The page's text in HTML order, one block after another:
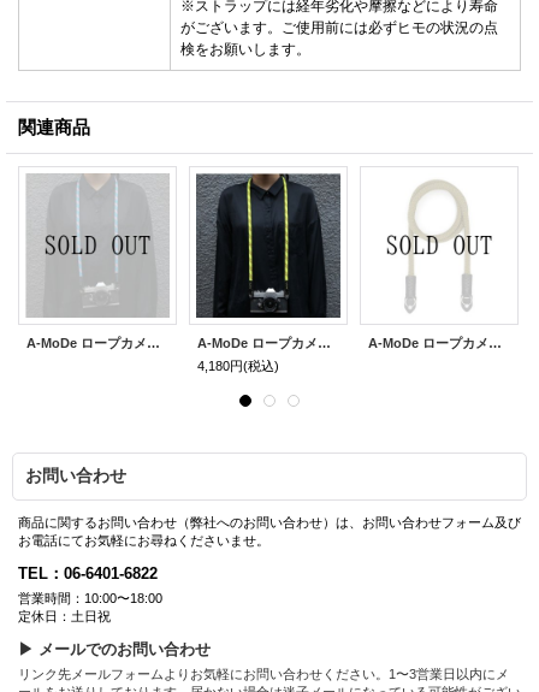
※ストラップには経年劣化や摩擦などにより寿命
がございます。ご使用前には必ずヒモの状況の点
検をお願いします。
関連商品
A-MoDe ロープカメラストラップ 120cm【ブルーパターン】
A-MoDe ロープカメラストラップ 120cm【イエローパターン】
4,180円(税込)
A-MoDe ロープカメラストラップ 120cm【グリーン】
お問い合わせ
商品に関するお問い合わせ（弊社へのお問い合わせ）は、お問い合わせフォーム及び
お電話にてお気軽にお尋ねくださいませ。
TEL：06-6401-6822
営業時間：10:00〜18:00
定休日：土日祝
▶ メールでのお問い合わせ
リンク先メールフォームよりお気軽にお問い合わせください。1〜3営業日以内にメ